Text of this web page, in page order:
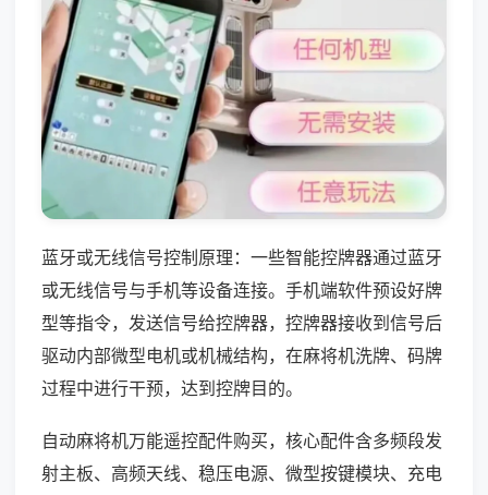
蓝牙或无线信号控制原理：一些智能控牌器通过蓝牙
或无线信号与手机等设备连接。手机端软件预设好牌
型等指令，发送信号给控牌器，控牌器接收到信号后
驱动内部微型电机或机械结构，在麻将机洗牌、码牌
过程中进行干预，达到控牌目的。
自动麻将机万能遥控配件购买，核心配件含多频段发
射主板、高频天线、稳压电源、微型按键模块、充电